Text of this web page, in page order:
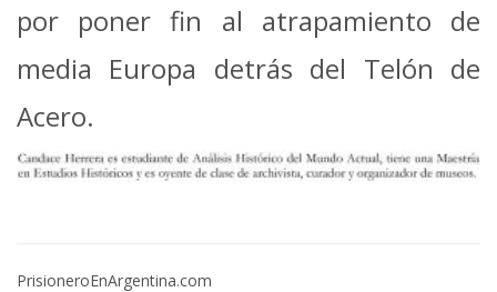
por poner fin al atrapamiento de
media Europa detrás del Telón de
Acero.
PrisioneroEnArgentina.com